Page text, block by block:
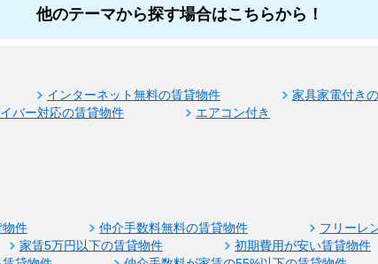
他のテーマから探す場合はこちらから！
インターネット無料の賃貸物件
家具家電付き
バー対応の賃貸物件 エアコン付き
物件 仲介手数料無料の賃貸物件
フリーレ
家賃5万円以下の賃貸物件 初期費用が安い賃貸物件